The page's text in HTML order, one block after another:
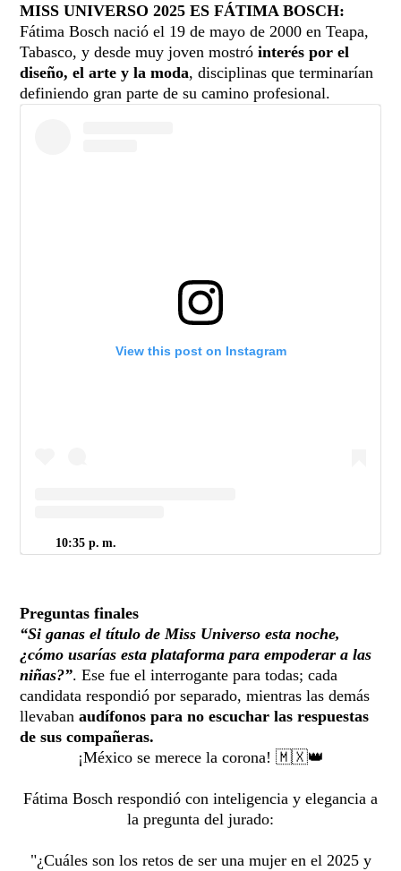
MISS UNIVERSO 2025 ES FÁTIMA BOSCH:
Fátima Bosch nació el 19 de mayo de 2000 en Teapa,
Tabasco, y desde muy joven mostró interés por el
diseño, el arte y la moda, disciplinas que terminarían
definiendo gran parte de su camino profesional.
View this post on Instagram
10:35 p. m.
Preguntas finales
“Si ganas el título de Miss Universo esta noche,
¿cómo usarías esta plataforma para empoderar a las
niñas?”. Ese fue el interrogante para todas; cada
candidata respondió por separado, mientras las demás
llevaban audífonos para no escuchar las respuestas
de sus compañeras.
¡México se merece la corona! 🇲🇽👑
Fátima Bosch respondió con inteligencia y elegancia a
la pregunta del jurado:
"¿Cuáles son los retos de ser una mujer en el 2025 y